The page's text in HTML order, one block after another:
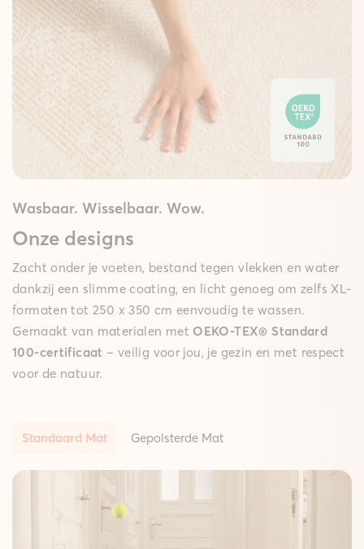
Wasbaar. Wisselbaar. Wow.
Onze designs
Zacht onder je voeten, bestand tegen vlekken en water
dankzij een slimme coating, en licht genoeg om zelfs XL-
formaten tot 250 x 350 cm eenvoudig te wassen.
Gemaakt van materialen met OEKO-TEX® Standard
100-certificaat – veilig voor jou, je gezin en met respect
voor de natuur.
Standaard Mat Gepolsterde Mat